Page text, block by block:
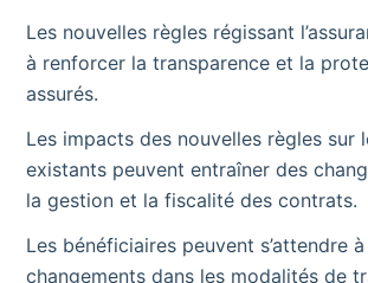
Les nouvelles règles régissant
à renforcer la transparence et la
assurés.
Les impacts des nouvelles règles sur
existants peuvent entraîner des
la gestion et la fiscalité des contrats.
Les bénéficiaires peuvent s’attendre
changements dans les modalités de